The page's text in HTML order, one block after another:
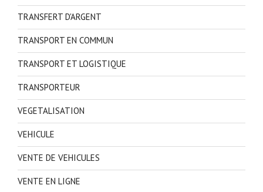
TRANSFERT D'ARGENT
TRANSPORT EN COMMUN
TRANSPORT ET LOGISTIQUE
TRANSPORTEUR
VEGETALISATION
VEHICULE
VENTE DE VEHICULES
VENTE EN LIGNE